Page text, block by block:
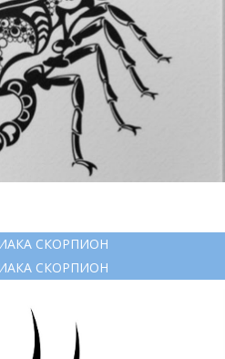
СКОРПИОН
СКОРПИОН